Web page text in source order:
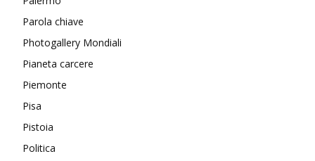
Parola chiave
Photogallery Mondiali
Pianeta carcere
Piemonte
Pisa
Pistoia
Politica